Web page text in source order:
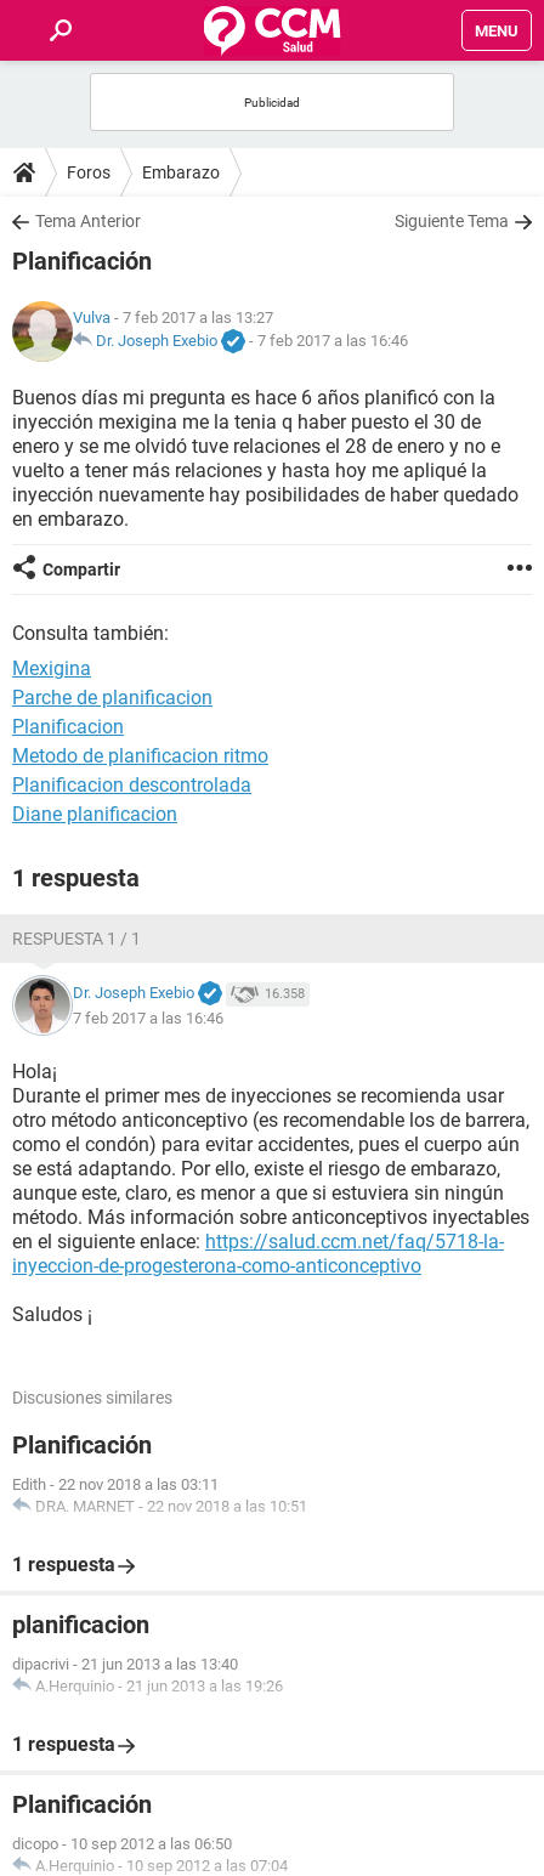
MENU
FOROS
SALUD
NUTRICIÓN
BIENESTAR
SEXUALIDAD
GLOSARIO
Foros Embarazo
Tema Anterior Siguiente Tema
Planificación
Vulva - 7 feb 2017 a las 13:27
Dr. Joseph Exebio
- 7 feb 2017 a las 16:46
Buenos días mi pregunta es hace 6 años planificó con la
inyección mexigina me la tenia q haber puesto el 30 de
enero y se me olvidó tuve relaciones el 28 de enero y no e
vuelto a tener más relaciones y hasta hoy me apliqué la
inyección nuevamente hay posibilidades de haber quedado
en embarazo.
Compartir
Consulta también:
Mexigina
Parche de planificacion
Planificacion
Metodo de planificacion ritmo
Planificacion descontrolada
Diane planificacion
1 respuesta
RESPUESTA 1 / 1
Dr. Joseph Exebio 16.358
7 feb 2017 a las 16:46
Hola¡
Durante el primer mes de inyecciones se recomienda usar
otro método anticonceptivo (es recomendable los de barrera,
como el condón) para evitar accidentes, pues el cuerpo aún
se está adaptando. Por ello, existe el riesgo de embarazo,
aunque este, claro, es menor a que si estuviera sin ningún
método. Más información sobre anticonceptivos inyectables
en el siguiente enlace: https://salud.ccm.net/faq/5718-la-
inyeccion-de-progesterona-como-anticonceptivo
Saludos ¡
Discusiones similares
Planificación
Edith - 22 nov 2018 a las 03:11
DRA. MARNET - 22 nov 2018 a las 10:51
1 respuesta
planificacion
dipacrivi - 21 jun 2013 a las 13:40
A.Herquinio - 21 jun 2013 a las 19:26
1 respuesta
Planificación
dicopo - 10 sep 2012 a las 06:50
A.Herquinio - 10 sep 2012 a las 07:04